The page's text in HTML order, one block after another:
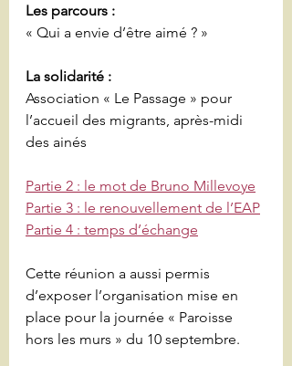
Les parcours :
« Qui a envie d’être aimé ? »
La solidarité :
Association « Le Passage » pour
l’accueil des migrants, après-midi
des ainés
Partie 2 : le mot de Bruno Millevoye
Partie 3 : le renouvellement de l’EAP
Partie 4 : temps d’échange
Cette réunion a aussi permis
d’exposer l’organisation mise en
place pour la journée « Paroisse
hors les murs » du 10 septembre.